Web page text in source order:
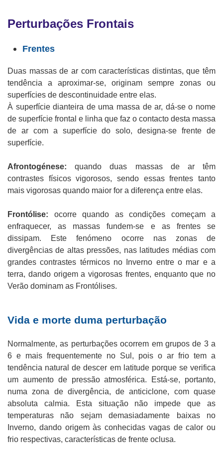
Perturbações Frontais
Frentes
Duas massas de ar com características distintas, que têm
tendência a aproximar-se, originam sempre zonas ou
superfícies de descontinuidade entre elas.
À superfície dianteira de uma massa de ar, dá-se o nome
de superfície frontal e linha que faz o contacto desta massa
de ar com a superfície do solo, designa-se frente de
superfície.
Afrontogénese: quando duas massas de ar têm
contrastes físicos vigorosos, sendo essas frentes tanto
mais vigorosas quando maior for a diferença entre elas.
Frontólise: ocorre quando as condições começam a
enfraquecer, as massas fundem-se e as frentes se
dissipam. Este fenómeno ocorre nas zonas de
divergências de altas pressões, nas latitudes médias com
grandes contrastes térmicos no Inverno entre o mar e a
terra, dando origem a vigorosas frentes, enquanto que no
Verão dominam as Frontólises.
Vida e morte duma perturbação
Normalmente, as perturbações ocorrem em grupos de 3 a
6 e mais frequentemente no Sul, pois o ar frio tem a
tendência natural de descer em latitude porque se verifica
um aumento de pressão atmosférica. Está-se, portanto,
numa zona de divergência, de anticiclone, com quase
absoluta calmia. Esta situação não impede que as
temperaturas não sejam demasiadamente baixas no
Inverno, dando origem às conhecidas vagas de calor ou
frio respectivas, características de frente oclusa.